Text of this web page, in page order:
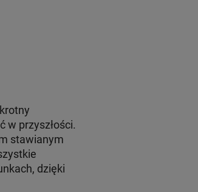
w przyszłości.
stawianym
dzięki